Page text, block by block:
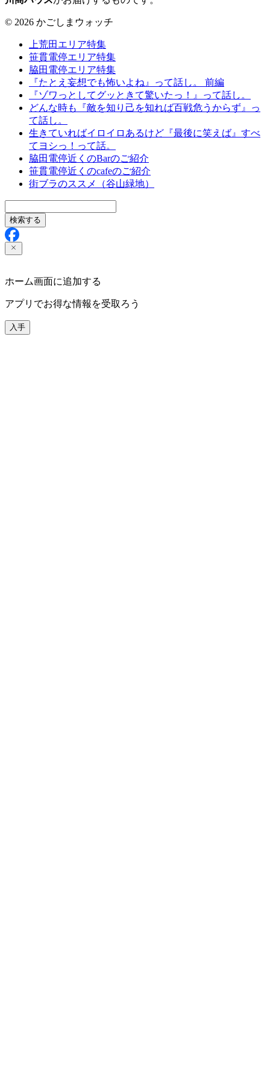
© 2026 かごしまウォッチ
上荒田エリア特集
笹貫電停エリア特集
脇田電停エリア特集
『たとえ妄想でも怖いよね』って話し。 前編
『ゾワっとしてグッときて驚いたっ！』って話し。
どんな時も『敵を知り己を知れば百戦危うからず』っ
て話し。
生きていればイロイロあるけど『最後に笑えば』すべ
てヨシっ！って話。
脇田電停近くのBarのご紹介
笹貫電停近くのcafeのご紹介
街ブラのススメ（谷山緑地）
ホーム画面に追加する
アプリでお得な情報を受取ろう
入手